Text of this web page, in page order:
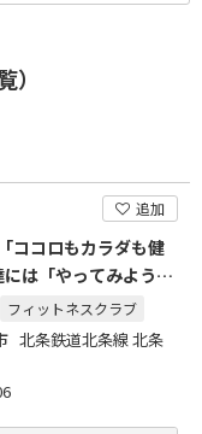
追加
ココロもカラダも健
は「やってみよう!
フィットネスクラブ
北条鉄道北条線 北条